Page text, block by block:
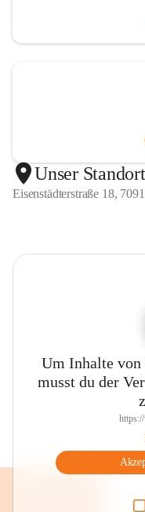
Unser Standort
Eisenstädterstraße 18,
Um Inhalte von
musst du der